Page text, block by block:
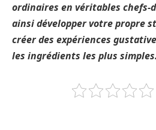
ordinaires en véritables chefs-
ainsi développer votre propre
créer des expériences
les ingrédients les plus simples.